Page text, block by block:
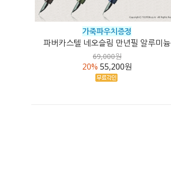
가죽파우치증정
파버카스텔 네오슬림 만년필 알루미늄
69,000원
20% 55,200원